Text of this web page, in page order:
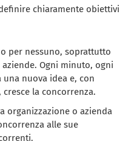
chiaramente obiettivi
per nessuno, soprattutto
Ogni minuto, ogni
nuova idea e, con
cresce la concorrenza.
organizzazione o azienda
alle sue